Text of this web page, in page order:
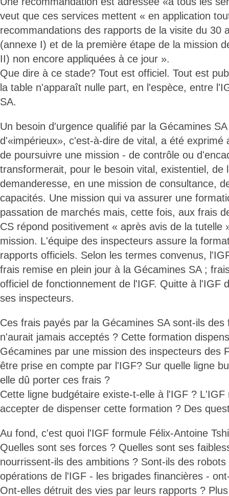
veut que ces services mettent « en application
recommandations des rapports de la visite du 30
(annexe I) et de la première étape de la mission
II) non encore appliquées à ce jour ».
Que dire à ce stade? Tout est officiel. Tout est
la table n'apparaît nulle part, en l'espèce, entre
SA.
Un besoin d'urgence qualifié par la Gécamines
d'«impérieux», c'est-à-dire de vital, a été exprimé
de poursuivre une mission - de contrôle ou
transformerait, pour le besoin vital, existentiel, de
demanderesse, en une mission de consultance,
capacités. Une mission qui va assurer une
passation de marchés mais, cette fois, aux frais
CS répond positivement « après avis de la tutelle
mission. L'équipe des inspecteurs assure la
rapports officiels. Selon les termes convenus,
frais remise en plein jour à la Gécamines SA ;
officiel de fonctionnement de l'IGF. Quitte à l'IGF
ses inspecteurs.
Ces frais payés par la Gécamines SA sont-ils
n'aurait jamais acceptés ? Cette formation
Gécamines par une mission des inspecteurs des
être prise en compte par l'IGF? Sur quelle ligne
elle dû porter ces frais ?
Cette ligne budgétaire existe-t-elle à l'IGF ? L'IGF
accepter de dispenser cette formation ? Des
Au fond, c'est quoi l'IGF formule Félix-Antoine
Quelles sont ses forces ? Quelles sont ses
nourrissent-ils des ambitions ? Sont-ils des
opérations de l'IGF - les brigades financières -
Ont-elles détruit des vies par leurs rapports ?